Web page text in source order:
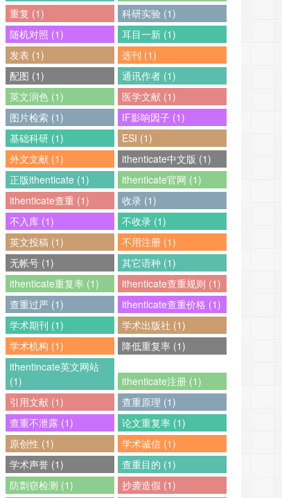
重复 (1)
科研实验 (1)
随机对照 (1)
耳目一新 (1)
发表 (1)
选刊 (1)
配图 (1)
通讯作者 (1)
英文润色 (1)
医学文献 (1)
图片检索 (1)
IF影响因子 (1)
基础科研 (1)
ESI (1)
外文文献 (1)
ithenticate中文版 (1)
正版ithenticate (1)
ithenticate官网 (1)
ithenticate查重 (1)
收录 (1)
不入库 (1)
不收录 (1)
英文投稿 (1)
不用注册 (1)
无帐号 (1)
其它语种 (1)
ithenticate重复率 (1)
ithenticate查重规则 (1)
查重过严 (1)
ithenticate查重价格 (1)
学术期刊 (1)
学术出版社 (1)
学术机构 (1)
降低重复率 (1)
ithentincate英文网站
(1)
ithenticate注册 (1)
引用文献 (1)
查重原理 (1)
查重不泄露 (1)
论文重复率 (1)
原创性 (1)
学术诚信 (1)
学术声誉 (1)
查重目的 (1)
防剽窃检测 (1)
抄袭造假 (1)